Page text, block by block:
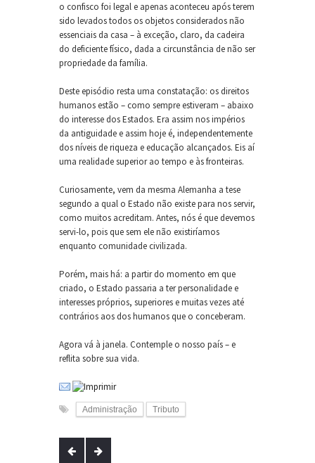
o confisco foi legal e apenas aconteceu após terem
sido levados todos os objetos considerados não
essenciais da casa – à exceção, claro, da cadeira
do deficiente físico, dada a circunstância de não ser
propriedade da família.
Deste episódio resta uma constatação: os direitos
humanos estão – como sempre estiveram – abaixo
do interesse dos Estados. Era assim nos impérios
da antiguidade e assim hoje é, independentemente
dos níveis de riqueza e educação alcançados. Eis aí
uma realidade superior ao tempo e às fronteiras.
Curiosamente, vem da mesma Alemanha a tese
segundo a qual o Estado não existe para nos servir,
como muitos acreditam. Antes, nós é que devemos
servi-lo, pois que sem ele não existiríamos
enquanto comunidade civilizada.
Porém, mais há: a partir do momento em que
criado, o Estado passaria a ter personalidade e
interesses próprios, superiores e muitas vezes até
contrários aos dos humanos que o conceberam.
Agora vá à janela. Contemple o nosso país – e
reflita sobre sua vida.
Administração Tributo